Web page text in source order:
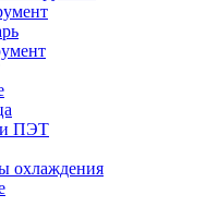
и ПЭТ
охлаждения